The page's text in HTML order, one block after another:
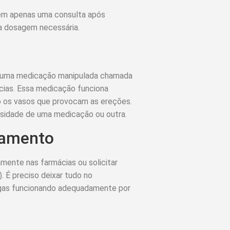
apenas uma consulta após
necessária.
medicação manipulada chamada
Essa medicação funciona
vasos que provocam as ereções.
de uma medicação ou outra.
nas farmácias ou solicitar
É preciso deixar tudo no
funcionando adequadamente por